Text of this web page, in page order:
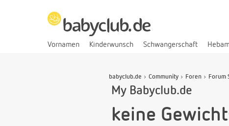
Vornamen Kinderwunsch Schwangerschaft
babyclub.de Community Foren Forum
My Babyclub.de
keine